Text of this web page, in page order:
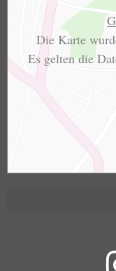
Die Karte
Es gelten die